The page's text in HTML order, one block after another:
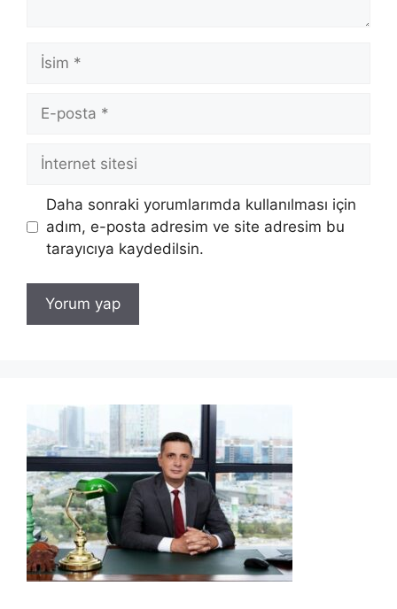
İsim
posta
İnternet
Daha sonraki yorumlarımda kullanılması için
adım, e-posta adresim ve site adresim bu
tarayıcıya kaydedilsin.